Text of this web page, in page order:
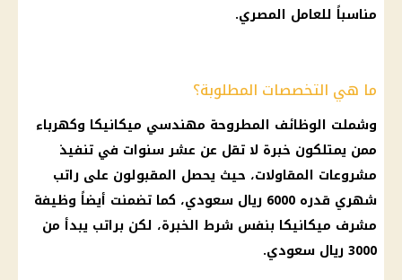
مناسباً للعامل المصري.
ما هي التخصصات المطلوبة؟
وشملت الوظائف المطروحة مهندسي ميكانيكا وكهرباء
ممن يمتلكون خبرة لا تقل عن عشر سنوات في تنفيذ
مشروعات المقاولات، حيث يحصل المقبولون على راتب
شهري قدره 6000
ريال سعودي، كما تضمنت أيضاً وظيفة
مشرف ميكانيكا بنفس شرط الخبرة، لكن براتب يبدأ من
3000ريال سعودي.